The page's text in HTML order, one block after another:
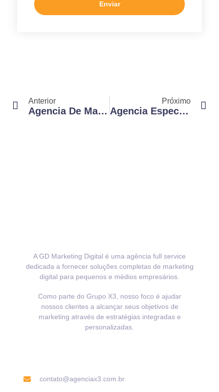
Enviar
Anterior
Agencia De Marketing Pequenas Empresas: Como Alavancar Seu Negócio
Próximo
Agencia Especializada Em Seo: Descubra Como Potencializar Seu Negócio
A GD Marketing Digital é uma agência full service
dedicada a fornecer soluções completas de marketing
digital para pequenos e médios empresários.
Como parte do Grupo X3, nosso foco é ajudar
nossos clientes a alcançar seus objetivos de
marketing através de estratégias integradas e
personalizadas.
contato@agenciax3.com.br